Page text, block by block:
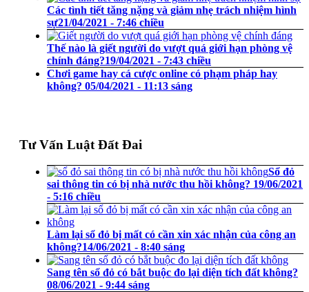
Các tình tiết tăng nặng và giảm nhẹ trách nhiệm hình
sự21/04/2021 - 7:46 chiều
Thế nào là giết người do vượt quá giới hạn phòng vệ
chính đáng?19/04/2021 - 7:43 chiều
Chơi game hay cá cược online có phạm pháp hay
không? 05/04/2021 - 11:13 sáng
Tư Vấn Luật Đất Đai
Sổ đỏ
sai thông tin có bị nhà nước thu hồi không? 19/06/2021
- 5:16 chiều
Làm lại sổ đỏ bị mất có cần xin xác nhận của công an
không?14/06/2021 - 8:40 sáng
Sang tên sổ đỏ có bắt buộc đo lại diện tích đất không?
08/06/2021 - 9:44 sáng